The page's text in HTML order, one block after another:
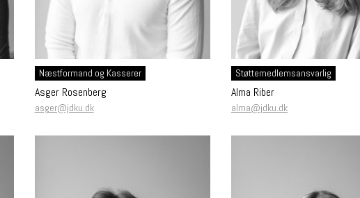
Næstformand og Kasserer
Asger Rosenberg
asger@jdku.dk
Støttemedlemsansvarlig
Alma Riber
alma@jdku.dk